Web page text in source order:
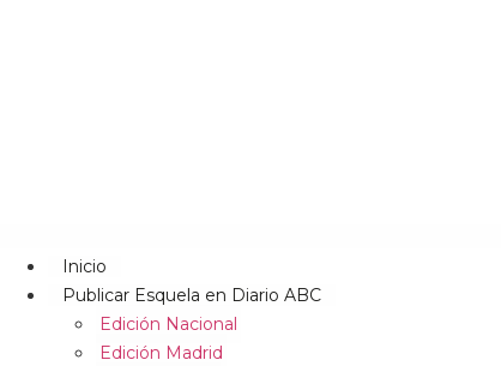
Inicio
Publicar Esquela en Diario ABC
Edición Nacional
Edición Madrid